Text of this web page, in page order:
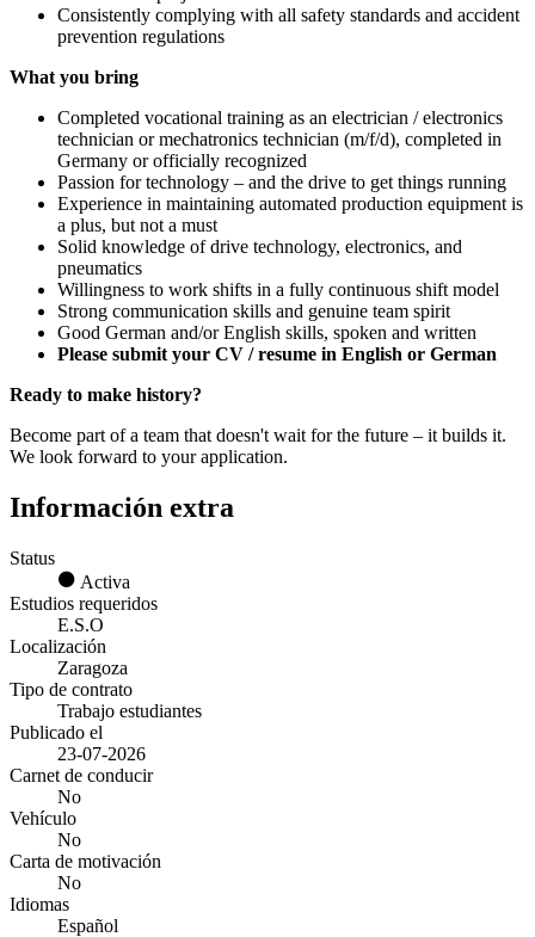
Consistently complying with all safety standards and accident
prevention regulations
What you bring
Completed vocational training as an electrician / electronics
technician or mechatronics technician (m/f/d), completed in
Germany or officially recognized
Passion for technology – and the drive to get things running
Experience in maintaining automated production equipment is
a plus, but not a must
Solid knowledge of drive technology, electronics, and
pneumatics
Willingness to work shifts in a fully continuous shift model
Strong communication skills and genuine team spirit
Good German and/or English skills, spoken and written
Please submit your CV / resume in English or German
Ready to make history?
Become part of a team that doesn't wait for the future – it builds it.
We look forward to your application.
Información extra
Status
Activa
Estudios requeridos
E.S.O
Localización
Zaragoza
Tipo de contrato
Trabajo estudiantes
Publicado el
23-07-2026
Carnet de conducir
No
Vehículo
No
Carta de motivación
No
Idiomas
Español